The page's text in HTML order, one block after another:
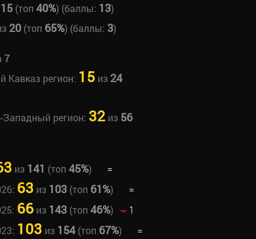
15(топ 40%) (баллы: 13)
20(топ 65%) (баллы: 3)
7
Кавказ регион: 15из 24
Западный регион: 32из 56
из 141 (топ 45%)
=
63 из 103(топ 61%)
=
66из 143(топ 46%)
1
103 из 154(топ 67%)
=